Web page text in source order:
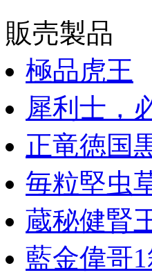
販売製品
極品虎王
犀利士，
正竜徳国
毎粒堅虫
蔵秘健腎
藍金偉哥